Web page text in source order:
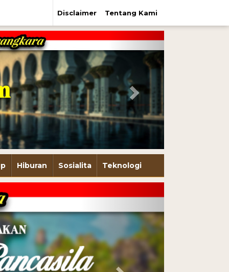
Disclaimer Tentang Kami
Next
Hiburan Sosialita Teknologi